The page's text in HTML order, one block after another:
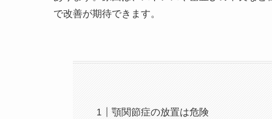
で改善が期待できます。
顎関節症の放置は危険